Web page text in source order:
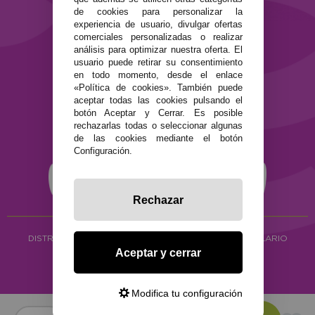
Términos y condiciones de uso
Política de privacidad
Política de cookies
DISTRIBUCIÓN ALIMENTACIÓN ECOLÓGICA Y HERBOLARIO
Copyright © 2026 ·www.ecocash.es
de cookies para personalizar la
experiencia de usuario, divulgar ofertas
comerciales personalizadas o realizar
análisis para optimizar nuestra oferta. El
usuario puede retirar su consentimiento
en todo momento, desde el enlace
«Política de cookies». También puede
aceptar todas las cookies pulsando el
botón Aceptar y Cerrar. Es posible
rechazarlas todas o seleccionar algunas
de las cookies mediante el botón
Configuración.
Rechazar
Aceptar y cerrar
Modifica tu configuración